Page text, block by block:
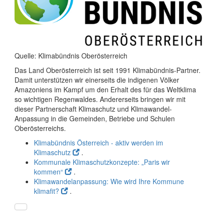
Quelle: Klimabündnis Oberösterreich
Das Land Oberösterreich ist seit 1991 Klimabündnis-Partner.
Damit unterstützen wir einerseits die indigenen Völker
Amazoniens im Kampf um den Erhalt des für das Weltklima
so wichtigen Regenwaldes. Andererseits bringen wir mit
dieser Partnerschaft Klimaschutz und Klimawandel-
Anpassung in die Gemeinden, Betriebe und Schulen
Oberösterreichs.
Klimabündnis Österreich - aktiv werden im
Klimaschutz
.
Kommunale Klimaschutzkonzepte: „Paris wir
kommen“
.
Klimawandelanpassung: Wie wird Ihre Kommune
klimafit?
.